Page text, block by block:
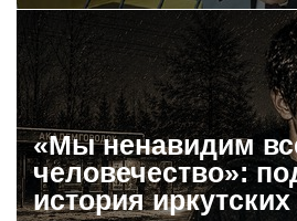
«Мы ненавидим
человечество»:
история иркутских